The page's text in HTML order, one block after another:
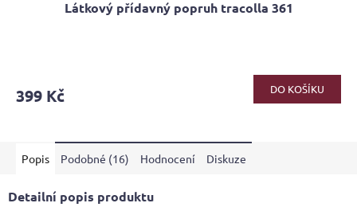
Látkový přídavný popruh tracolla 361
399 Kč DO KOŠÍKU
Popis Podobné (16) Hodnocení Diskuze
Detailní popis produktu